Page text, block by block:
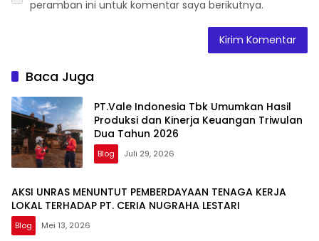
peramban ini untuk komentar saya berikutnya.
Baca Juga
PT.Vale Indonesia Tbk Umumkan Hasil
Produksi dan Kinerja Keuangan Triwulan
Dua Tahun 2026
Blog Juli 29, 2026
AKSI UNRAS MENUNTUT PEMBERDAYAAN TENAGA KERJA
LOKAL TERHADAP PT. CERIA NUGRAHA LESTARI
Blog Mei 13, 2026